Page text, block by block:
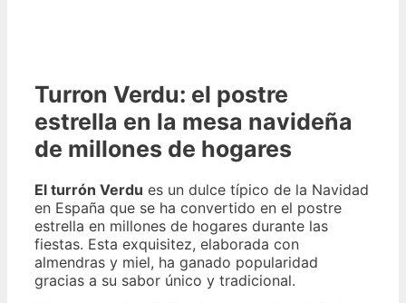
Turron Verdu: el postre
estrella en la mesa navideña
de millones de hogares
El turrón Verdu es un dulce típico de la Navidad
en España que se ha convertido en el postre
estrella en millones de hogares durante las
fiestas. Esta exquisitez, elaborada con
almendras y miel, ha ganado popularidad
gracias a su sabor único y tradicional.